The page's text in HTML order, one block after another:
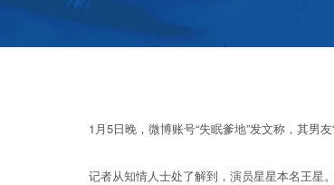
1月5日晚，微博账号“失眠爹地”发文称，其男友
记者从知情人士处了解到，演员星星本名王星。